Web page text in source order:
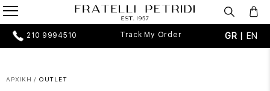
210 9994510 Track My Order GR | EN
ΑΡΧΙΚΗ / OUTLET